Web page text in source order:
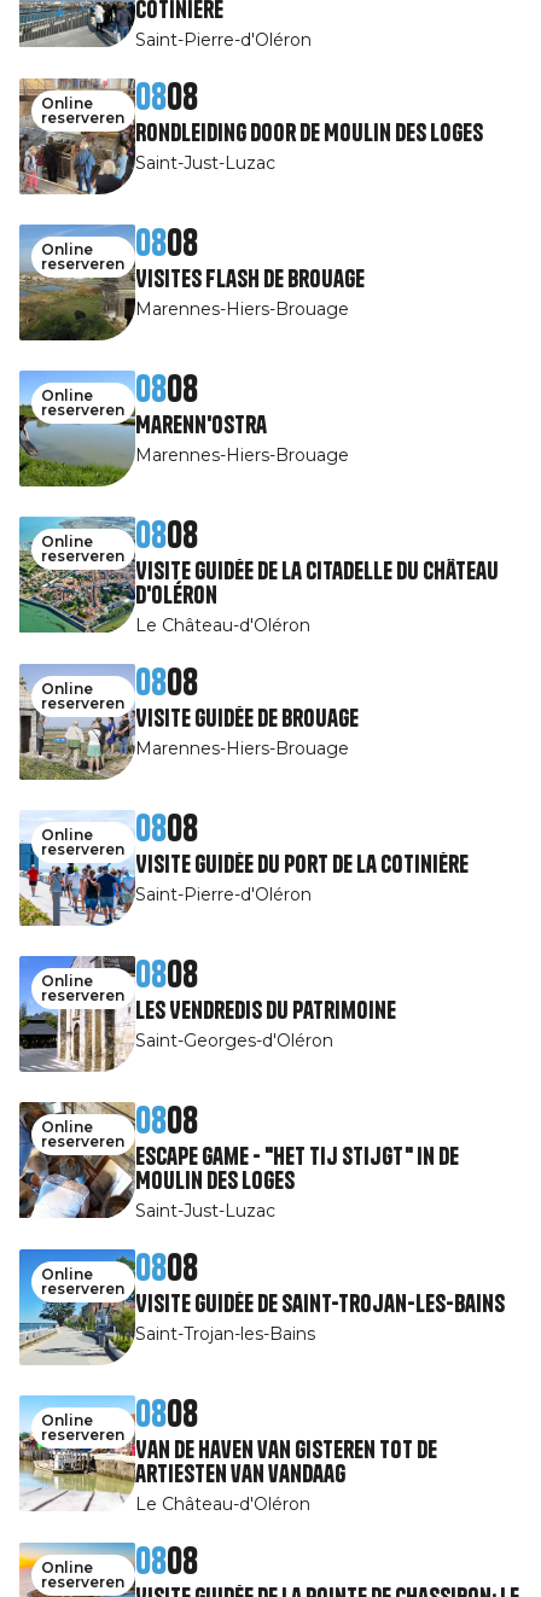
Cotinière
Saint-Pierre-d'Oléron
Online
reserveren
0808
Rondleiding door de Moulin des Loges
Saint-Just-Luzac
Online
reserveren
0808
Visites Flash de Brouage
Marennes-Hiers-Brouage
Online
reserveren
0808
Marenn'Ostra
Marennes-Hiers-Brouage
Online
reserveren
0808
Visite guidée de la Citadelle du Château
d'Oléron
Le Château-d'Oléron
Online
reserveren
0808
Visite guidée de Brouage
Marennes-Hiers-Brouage
Online
reserveren
0808
Visite guidée du port de la Cotinière
Saint-Pierre-d'Oléron
Online
reserveren
0808
Les Vendredis du patrimoine
Saint-Georges-d'Oléron
Online
reserveren
0808
Escape Game - "Het tij stijgt" in de
Moulin des Loges
Saint-Just-Luzac
Online
reserveren
0808
Visite guidée de Saint-Trojan-les-Bains
Saint-Trojan-les-Bains
Online
reserveren
0808
Van de haven van gisteren tot de
artiesten van vandaag
Le Château-d'Oléron
Online
reserveren
0808